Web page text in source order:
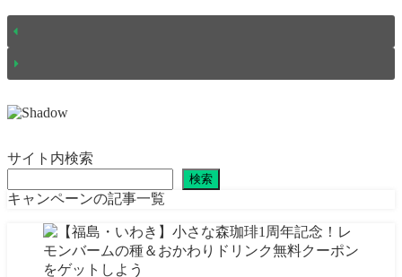
サイト内検索
検索
キャンペーンの記事一覧